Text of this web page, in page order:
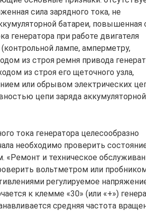
сила зарядного тока, не
батареи, повышенная
генератора при работе двигателя
лампе, амперметру,
из строя ремня привода
из строя его щеточного узла,
или обрывом электрических
цепи заряда аккумуляторной
тока генератора целесообразно
необходимо проверить
«Ремонт и техническое
вольтметром или
регулируемое
к клемме «30» (или «+»)
средняя частота